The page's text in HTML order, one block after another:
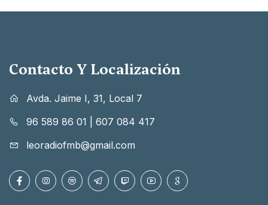
Contacto Y Localización
Avda. Jaime I, 31, Local 7
96 589 86 01
607 084 417
leoradiofmb@gmail.com